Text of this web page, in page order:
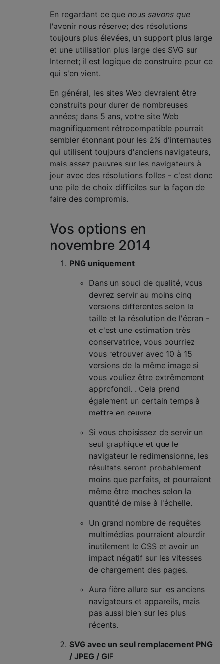
En regardant ce que nous savons que
l'avenir nous réserve; des résolutions
toujours plus élevées, un support plus large
et une utilisation plus large des SVG sur
Internet; il est logique de construire pour ce
qui s'en vient.
En général, les sites Web devraient être
construits pour durer de nombreuses
années; dans 5 ans, votre site Web
magnifiquement rétrocompatible pourrait
sembler étonnant pour les 2% d'internautes
qui utilisent toujours d'anciens navigateurs,
mais assez pauvres sur les navigateurs à
jour avec des résolutions folles - c'est donc
une pile de choix difficiles sur la façon de
faire des compromis.
Vos options en
novembre 2014
PNG uniquement
Dans un souci de qualité, vous
devrez servir au moins cinq
versions différentes selon la
taille et la résolution de l'écran -
et c'est une estimation très
conservatrice, vous pourriez
vous retrouver avec 10 à 15
versions de la même image si
vous vouliez être extrêmement
approfondi. . Cela prend
également un certain temps à
mettre en œuvre.
Si vous choisissez de servir un
seul graphique et que le
navigateur le redimensionne, les
résultats seront probablement
moins que parfaits, et pourraient
même être moches selon la
quantité de mise à l'échelle.
Un grand nombre de requêtes
multimédias pourraient alourdir
inutilement le CSS et avoir un
impact négatif sur les vitesses
de chargement des pages.
Aura fière allure sur les anciens
navigateurs et appareils, mais
pas aussi bien sur les plus
récents.
SVG avec un seul remplacement PNG
/ JPEG / GIF